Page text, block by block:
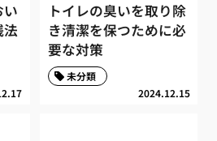
トイレの臭いを取り除
き清潔を保つために必
要な対策
2024.12.15
未分類